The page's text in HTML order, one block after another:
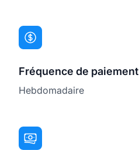
Fréquence de paiement
Hebdomadaire